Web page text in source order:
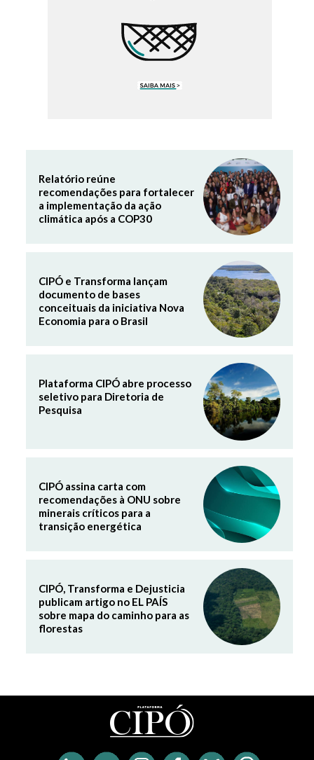
Relatório reúne
recomendações para fortalecer
a implementação da ação
climática após a COP30
CIPÓ e Transforma lançam
documento de bases
conceituais da iniciativa Nova
Economia para o Brasil
Plataforma CIPÓ abre processo
seletivo para Diretoria de
Pesquisa
CIPÓ assina carta com
recomendações à ONU sobre
minerais críticos para a
transição energética
CIPÓ, Transforma e Dejusticia
publicam artigo no EL PAÍS
sobre mapa do caminho para as
florestas